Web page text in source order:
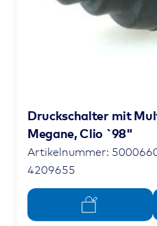
Druckschalter mit
Megane, Clio `98"
Artikelnummer:
4209655